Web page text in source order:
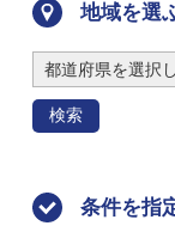
地域を選
検索
条件を指